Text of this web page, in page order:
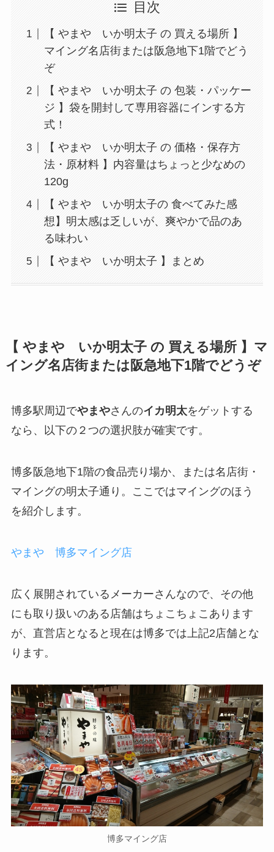
目次
【 やまや いか明太子 の 買える場所 】
マイング名店街または阪急地下1階でどう
ぞ
【 やまや いか明太子 の 包装・パッケー
ジ 】袋を開封して専用容器にインする方
式！
【 やまや いか明太子 の 価格・保存方
法・原材料 】内容量はちょっと少なめの
120g
【 やまや いか明太子の 食べてみた感
想】明太感は乏しいが、爽やかで品のあ
る味わい
【 やまや いか明太子 】まとめ
【 やまや いか明太子 の 買える場所 】マ
イング名店街または阪急地下1階でどうぞ
博多駅周辺でやまやさんのイカ明太をゲットする
なら、以下の２つの選択肢が確実です。
博多阪急地下1階の食品売り場か、または名店街・
マイングの明太子通り。ここではマイングのほう
を紹介します。
やまや 博多マイング店
広く展開されているメーカーさんなので、その他
にも取り扱いのある店舗はちょこちょこあります
が、直営店となると現在は博多では上記2店舗とな
ります。
博多マイング店